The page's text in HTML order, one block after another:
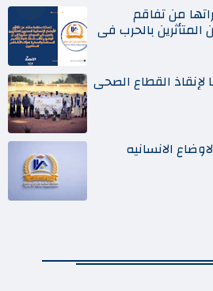
من تفاقم
المتأثرين بالحرب في
القطاع الصحي
الانسانيه